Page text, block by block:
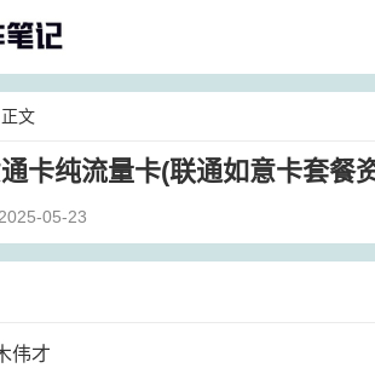
文
卡纯流量卡(联通如意卡套餐
05-23
伟才